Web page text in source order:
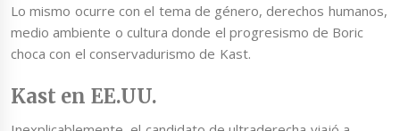
Lo mismo ocurre con el tema de género, derechos humanos,
medio ambiente o cultura donde el progresismo de Boric
choca con el conservadurismo de Kast.
Kast en EE.UU.